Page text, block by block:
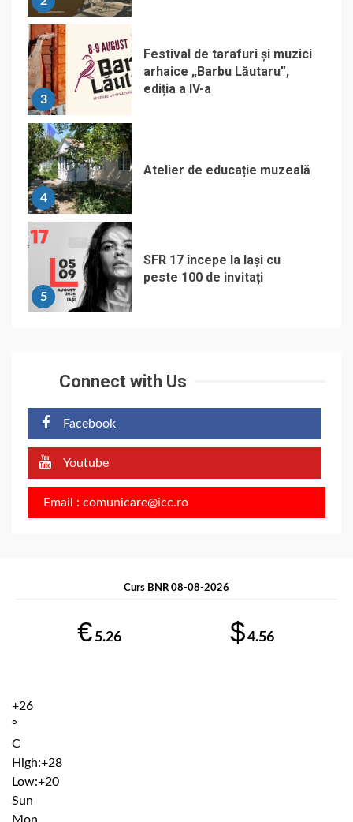
3
Festival de tarafuri și muzici
arhaice „Barbu Lăutaru”,
ediția a IV-a
4
Atelier de educație muzeală
5
SFR 17 începe la Iași cu
peste 100 de invitați
Connect with Us
Facebook
Youtube
Email : comunicare@icc.ro
Curs BNR 08-08-2026
€ 5.26 $4.56
+26
°
C
High:+28
Low:+20
Sun